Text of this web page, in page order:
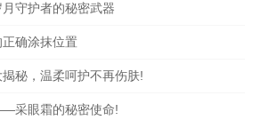
守护者的秘密武器
确涂抹位置
秘，温柔呵护不再伤肤!
采眼霜的秘密使命!